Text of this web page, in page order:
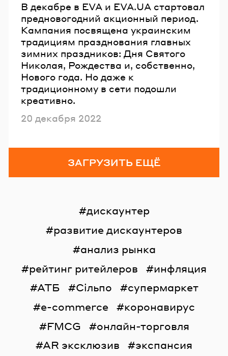
В декабре в EVA и EVA.UA стартовал
предновогодний акционный период.
Кампания посвящена украинским
традициям празднования главных
зимних праздников: Дня Святого
Николая, Рождества и, собственно,
Нового года. Но даже к
традиционному в сети подошли
креативно.
Опубликовано
20 декабря 2022
ЗАГРУЗИТЬ ЕЩЁ
дискаунтер
развитие дискаунтеров
анализ рынка
рейтинг ритейлеров
инфляция
АТБ
Сільпо
супермаркет
e-commerce
коронавирус
FMCG
онлайн-торговля
AR эксклюзив
экспансия